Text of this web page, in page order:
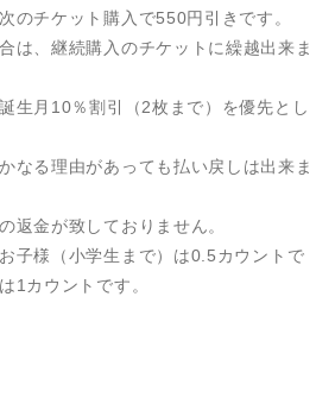
のチケット購入で550円引きです。
は、継続購入のチケットに繰越出来ま
生月10％割引（2枚まで）を優先とし
なる理由があっても払い戻しは出来ま
返金が致しておりません。
子様（小学生まで）は0.5カウントで
1カウントです。